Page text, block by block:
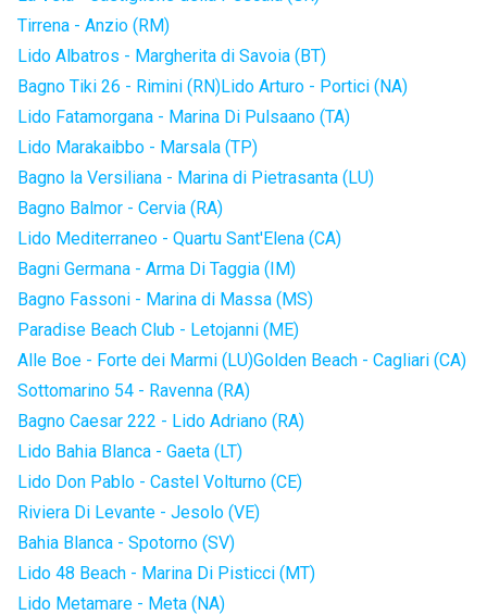
Tirrena - Anzio (RM)
Lido Albatros - Margherita di Savoia (BT)
Bagno Tiki 26 - Rimini (RN)Lido Arturo - Portici (NA)
Lido Fatamorgana - Marina Di Pulsaano (TA)
Lido Marakaibbo - Marsala (TP)
Bagno la Versiliana - Marina di Pietrasanta (LU)
Bagno Balmor - Cervia (RA)
Lido Mediterraneo - Quartu Sant'Elena (CA)
Bagni Germana - Arma Di Taggia (IM)
Bagno Fassoni - Marina di Massa (MS)
Paradise Beach Club - Letojanni (ME)
Alle Boe - Forte dei Marmi (LU)Golden Beach - Cagliari (CA)
Sottomarino 54 - Ravenna (RA)
Bagno Caesar 222 - Lido Adriano (RA)
Lido Bahia Blanca - Gaeta (LT)
Lido Don Pablo - Castel Volturno (CE)
Riviera Di Levante - Jesolo (VE)
Bahia Blanca - Spotorno (SV)
Lido 48 Beach - Marina Di Pisticci (MT)
Lido Metamare - Meta (NA)